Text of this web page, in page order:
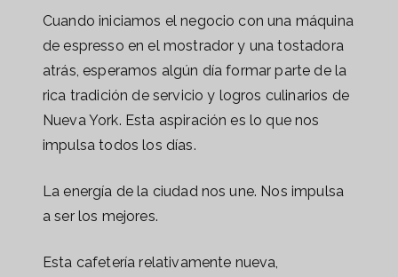
Cuando iniciamos el negocio con una máquina
de espresso en el mostrador y una tostadora
atrás, esperamos algún día formar parte de la
rica tradición de servicio y logros culinarios de
Nueva York. Esta aspiración es lo que nos
impulsa todos los días.
La energía de la ciudad nos une. Nos impulsa
a ser los mejores.
Esta cafetería relativamente nueva,